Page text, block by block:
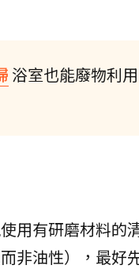
浴室也能廢物利
用有研磨材料的
非油性），最